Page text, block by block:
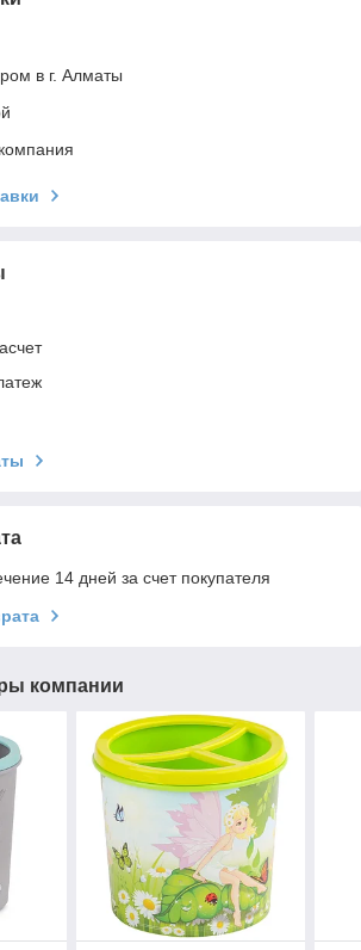
в г. Алматы
14 дней за счет покупателя
компании